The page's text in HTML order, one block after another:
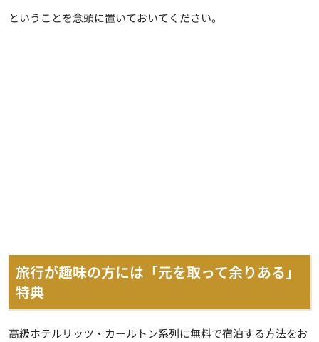
ということを念頭に置いておいてください。
旅行が趣味の方には「元を取って余りある」
特典
高級ホテルリッツ・カールトン系列に無料で宿泊する方法をお